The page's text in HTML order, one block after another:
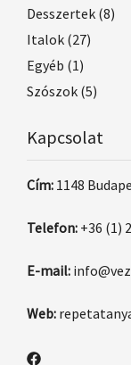
Desszertek (8)
Italok (27)
Egyéb (1)
Szószok (5)
Kapcsolat
Cím: 1148
Telefon: +36 (1)
E-mail:
Web: